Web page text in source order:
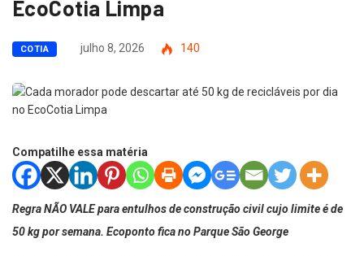
EcoCotia Limpa
COTIA julho 8, 2026 140
Compatilhe essa matéria
Regra NÃO VALE para entulhos de construção civil cujo limite é de
50 kg por semana. Ecoponto fica no Parque São George